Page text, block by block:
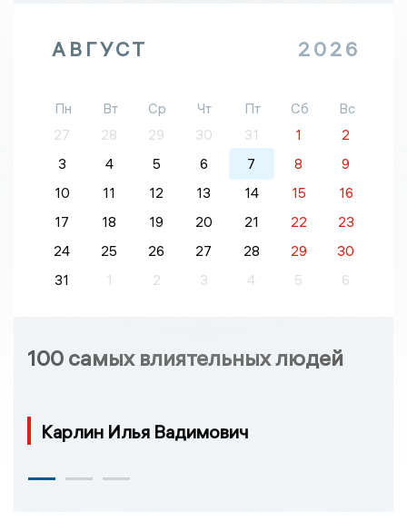
АВГУСТ 2026
Пн Вт Ср Чт Пт Сб
Вс
27
28 29 30 31 1
2
3
4 5 6 7 8
9
10
11 12 13 14 15
16
17
18 19 20 21 22
23
24
25 26 27 28 29
30
31
1 2 3 4 5 6
100 самых влиятельных людей
Карлин Илья Вадимович